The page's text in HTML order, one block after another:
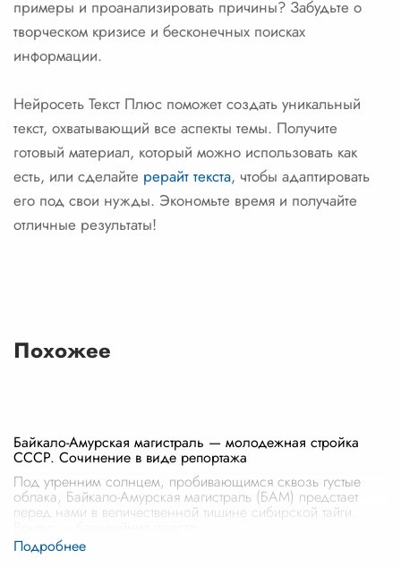
примеры и проанализировать причины? Забудьте о
творческом кризисе и бесконечных поисках
информации.
Нейросеть Текст Плюс поможет создать уникальный
текст, охватывающий все аспекты темы. Получите
готовый материал, который можно использовать как
есть, или сделайте рерайт текста, чтобы адаптировать
его под свои нужды. Экономьте время и получайте
отличные результаты!
Похожее
Байкало-Амурская магистраль — молодежная стройка
СССР. Сочинение в виде репортажа
Под утренним солнцем, пробивающимся сквозь густые
облака, Байкало-Амурская магистраль (БАМ) предстает
перед нами в величественной тишине сибирской тайги.